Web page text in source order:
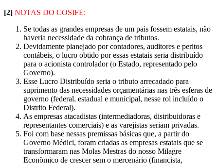
[2] NOTAS DO COSIFE:
Se todas as grandes empresas de um país fossem estatais, não
haveria necessidade da cobrança de tributos.
Devidamente planejado por contadores, auditores e peritos
contábeis, o lucro obtido por essas estatais seria distribuído
para o acionista controlador (o Estado, representado pelo
Governo).
Esse Lucro Distribuído seria o tributo arrecadado para
suprimento das necessidades orçamentárias nas três esferas de
governo (federal, estadual e municipal, nesse rol incluído o
Distrito Federal).
As empresas atacadistas (intermediadoras, distribuidoras e
representantes comerciais) e as varejistas seriam privadas.
Foi com base nessas premissas básicas que, a partir do
Governo Médici, foram criadas as empresas estatais que se
transformaram nas Molas Mestras do nosso Milagre
Econômico de crescer sem o mercenário (financista,